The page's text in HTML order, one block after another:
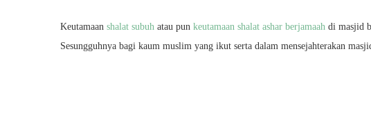
Keutamaan shalat subuh atau pun keutamaan shalat ashar berjamaah di masjid
Sesungguhnya bagi kaum muslim yang ikut serta dalam mensejahterakan